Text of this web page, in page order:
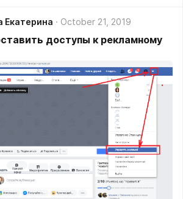
October 21, 2019
доступы к рекламному